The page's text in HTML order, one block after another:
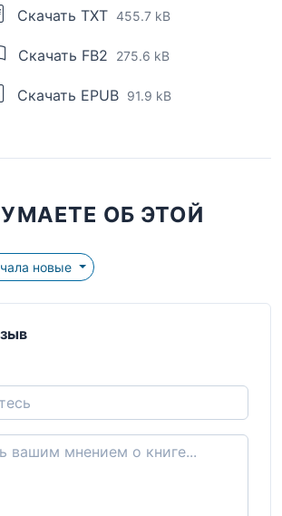
Скачать TXT 455.7 kB
Скачать FB2 275.6 kB
Скачать EPUB 91.9 kB
ОБ ЭТОЙ
Сначала новые